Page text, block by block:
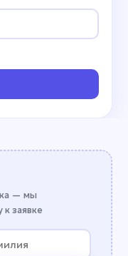
— мы
заявке